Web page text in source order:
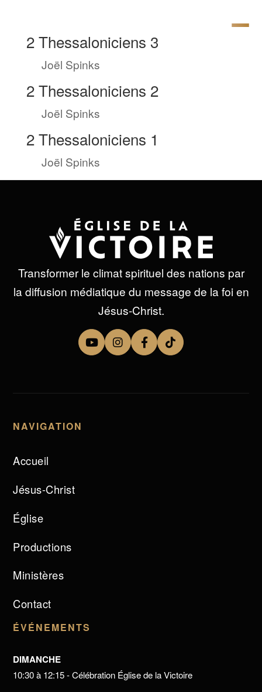
2 Thessaloniciens 3
Joël Spinks
2 Thessaloniciens 2
Joël Spinks
2 Thessaloniciens 1
Joël Spinks
Transformer le climat spirituel des nations par
la diffusion médiatique du message de la foi en
Jésus-Christ.
NAVIGATION
Accueil
Jésus-Christ
Église
Productions
Ministères
Contact
ÉVÉNEMENTS
DIMANCHE
10:30 à 12:15 - Célébration Église de la Victoire